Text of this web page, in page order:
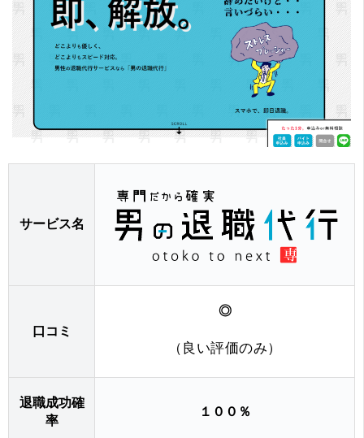
サービス名
口コミ
◎
（良い評価のみ）
退職成功確
率
１００％